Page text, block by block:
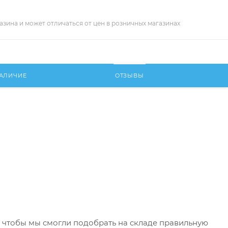
и может отличаться от цен в розничных магазинах
ОТЗЫВЫ
мы смогли подобрать на складе правильную